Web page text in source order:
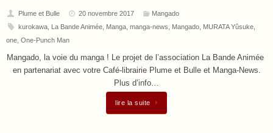
Plume et Bulle 20 novembre 2017
Mangado
kurokawa, La Bande Animée, Manga, manga-news Mangado, MURATA Yûsuke,
one One-Punch Man
Mangado, la voie du manga ! Le projet de l’association La Bande Animée
en partenariat avec votre Café-librairie Plume et Bulle et Manga-News.
Plus d’info…
lire la suite